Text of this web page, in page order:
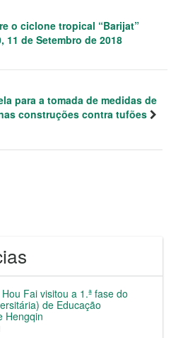
o ciclone tropical “Barijat”
11 de Setembro de 2018
para a tomada de medidas de
construções contra tufões
Fai visitou a 1.ª fase do
de Educação
Hengqin